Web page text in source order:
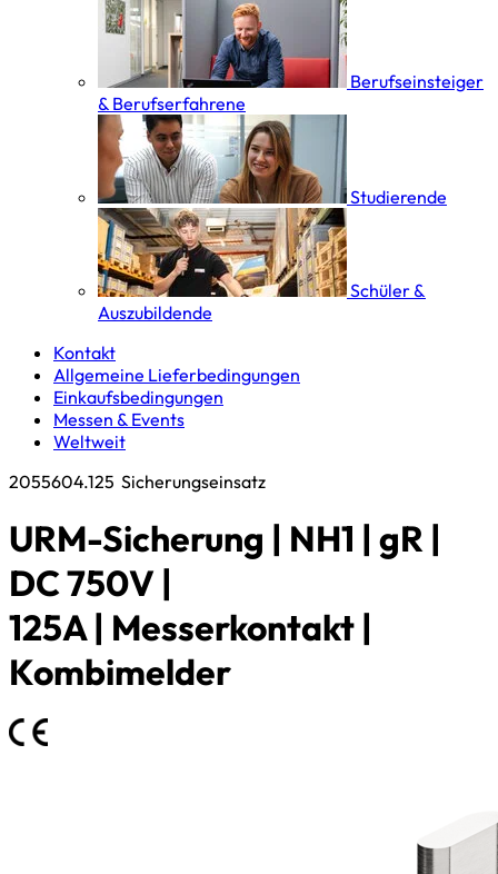
Berufseinsteiger
& Berufserfahrene
Studierende
Schüler &
Auszubildende
Kontakt
Allgemeine Lieferbedingungen
Einkaufsbedingungen
Messen & Events
Weltweit
2055604.125 Sicherungseinsatz
URM-Sicherung | NH1 | gR |
DC 750V |
125A | Messerkontakt |
Kombimelder